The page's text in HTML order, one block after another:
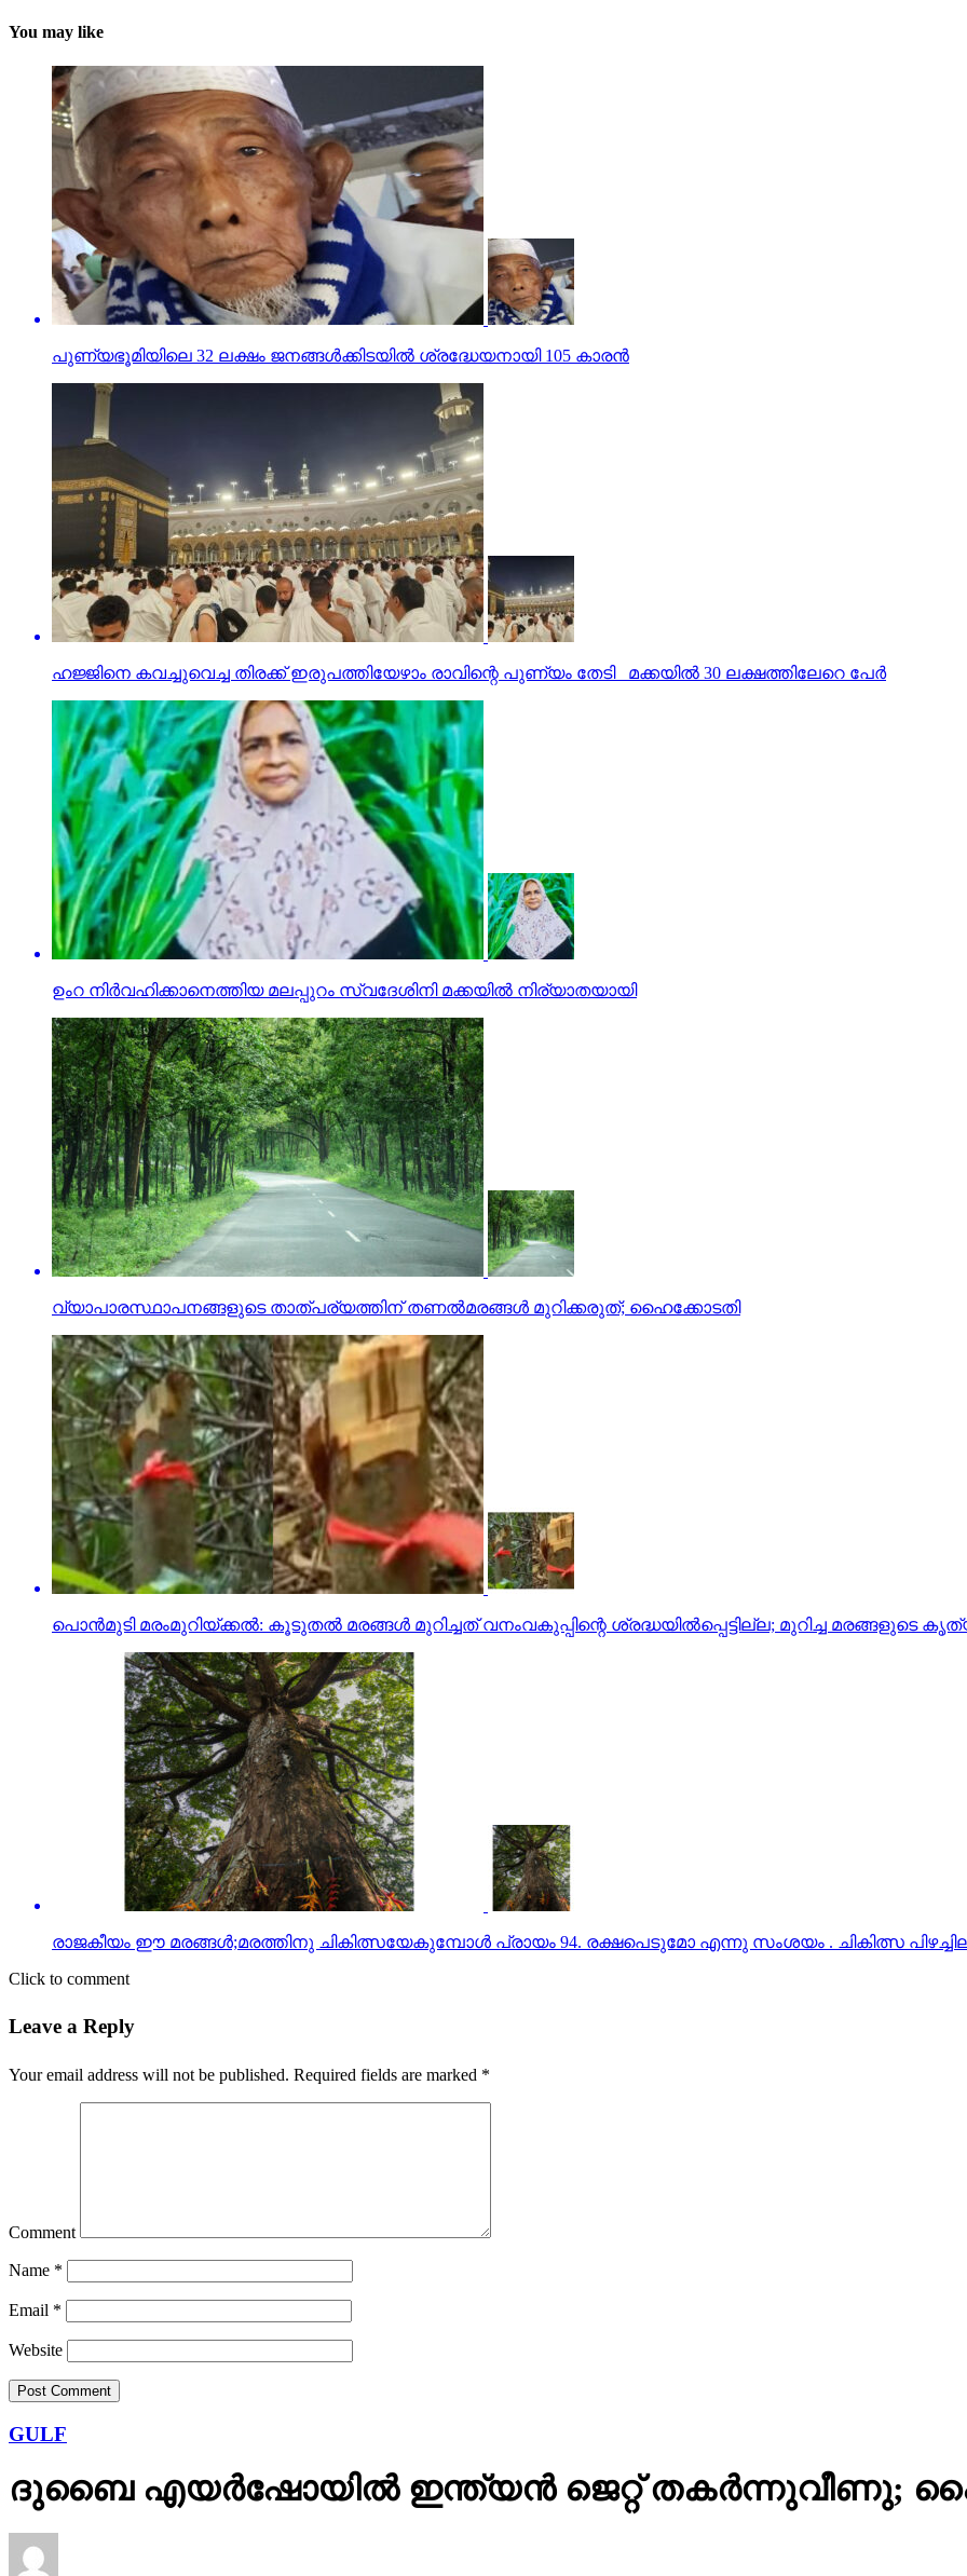
You may like
പുണ്യഭൂമിയിലെ 32 ലക്ഷം ജനങ്ങള്‍ക്കിടയില്‍ ശ്രദ്ധേയനായി 105 കാരൻ
ഹജ്ജിനെ കവച്ചുവെച്ച തിരക്ക് ഇരുപത്തിയേഴാം രാവിന്റെ പുണ്യം തേടി മക്കയില്‍ 30 ലക്ഷത്തിലേറെ പേർ
ഉംറ നിർവഹിക്കാനെത്തിയ മലപ്പുറം സ്വദേശിനി മക്കയിൽ നിര്യാതയായി
വ്യാപാരസ്ഥാപനങ്ങളുടെ താത്പര്യത്തിന് തണൽമരങ്ങള്‍ മുറിക്കരുത്; ഹൈക്കോടതി
പൊന്‍മുടി മരംമുറിയ്ക്കല്‍: കൂടുതല്‍ മരങ്ങള്‍ മുറിച്ചത് വനംവകുപ്പിന്റെ ശ്രദ്ധയില്‍പ്പെട്ടില്ല; മുറിച്ച മരങ്ങളുടെ
രാജകീയം ഈ മരങ്ങള്‍;മരത്തിനു ചികിത്സയേകുമ്പോള്‍ പ്രായം 94. രക്ഷപെടുമോ എന്നു സംശയം . ചികിത്സ
Click to comment
Leave a Reply
Your email address will not be published. Required fields are marked *
Comment
Name *
Email *
Website
GULF
ദുബൈ എയര്‍ഷോയില്‍ ഇന്ത്യന്‍ ജെറ്റ് തകര്‍ന്നുവീണു;